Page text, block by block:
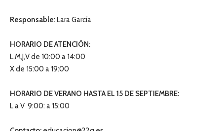
Responsable:Lara García
HORARIO DE ATENCIÓN:
L,M,J,V de 10:00 a 14:00
X de 15:00 a 19:00
HORARIO DE VERANO HASTA EL 15 DE SEPTIEMBRE:
L a V 9:00: a 15:00